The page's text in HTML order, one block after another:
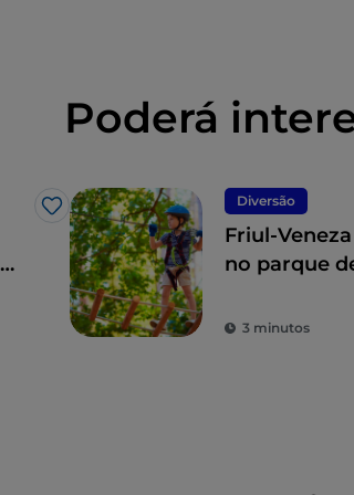
Poderá
Gosto
Diversão
Friul-
no parque
Trieste, as
3 minutos